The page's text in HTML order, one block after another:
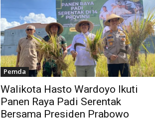
Pemda
Walikota Hasto Wardoyo Ikuti
Panen Raya Padi Serentak
Bersama Presiden Prabowo